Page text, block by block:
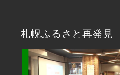
札幌ふるさと再発見